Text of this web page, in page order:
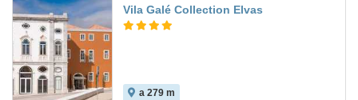
Vila Galé Collection Elvas
a 279 m